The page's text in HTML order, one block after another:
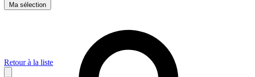
Ma sélection
Retour à la liste